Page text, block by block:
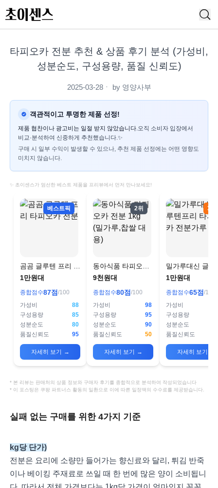
타피오카 전분 추천 & 상품 후기 분석 (가성비,
성분순도, 구성용량, 품질 신뢰도)
2025-03-28ㆍ by 영양사부
객관적이고 투명한 제품 선정!
제품 협찬이나 광고비는 일절 받지 않았습니다.오직 소비자 입장에서
비교·분석하여 신중하게 추천했습니다.✨
구매 시 일부 수익이 발생할 수 있으나, 추천 제품 선정에는 어떤 영향도
미치지 않습니다.
✨ 초이센스가 엄선한 베스트 제품을 프리뷰에서 먼저 만나보세요!
베스트픽
곰곰 글루텐 프리 타
피오카 전분
1만원대
종합점수87점 /100
가성비
88
구성용량
85
성분순도
80
품질신뢰도
95
자세히 보기 →
2위
동아식품 타피오카
전분 1kg (밀가루,찹
9천원대
종합점수80점 /100
가성비
98
구성용량
95
성분순도
90
품질신뢰도
50
자세히 보기 →
3위
밀가루대신 글루
프리 타피오카
1만원대
종합점수65점 /100
가성비
구성용량
성분순도
품질신뢰도
자세히 보기
* 본 리뷰는 판매처의 상품 정보와 구매자 후기를 종합적으로 분석하여 작성되었습니다
* 이 포스팅은 쿠팡 파트너스 활동의 일환으로 이에 따른 일정액의 수수료를 제공받습니다.
실패 없는 구매를 위한 4가지 기준
kg당 단가)
전분은 요리에 소량만 들어가는 향신료와 달리, 튀김 반죽
이나 베이킹 주재료로 쓰일 때 한 번에 많은 양이 소비됩니